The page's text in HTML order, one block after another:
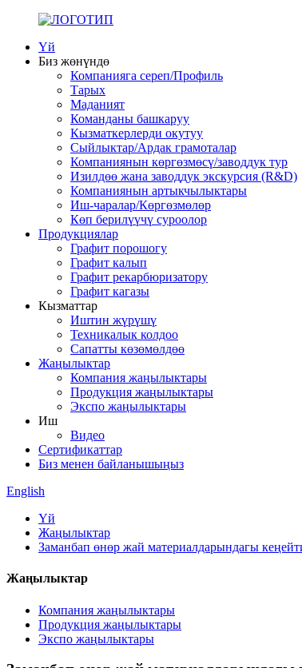
Үй
Биз жөнүндө
Компанияга сереп/Профиль
Тарых
Маданият
Команданы башкаруу
Кызматкерлерди окутуу
Сыйлыктар/Ардак грамоталар
Компаниянын көргөзмөсү/заводдук тур
Изилдөө жана заводдук экскурсия (R&D)
Компаниянын артыкчылыктары
Иш-чаралар/Көргөзмөлөр
Көп берилүүчү суроолор
Продукциялар
Графит порошогу
Графит калып
Графит рекарбюризатору
Графит кагазы
Кызматтар
Иштин жүрүшү
Техникалык колдоо
Сапатты көзөмөлдөө
Жаңылыктар
Компания жаңылыктары
Продукция жаңылыктары
Экспо жаңылыктары
Иш
Видео
Сертификаттар
Биз менен байланышыңыз
English
Үй
Жаңылыктар
Заманбап өнөр жай материалдарындагы
Жаңылыктар
Компания жаңылыктары
Продукция жаңылыктары
Экспо жаңылыктары